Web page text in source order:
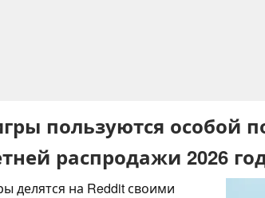
пользуются особой
распродажи 2026
делятся на Reddit своими